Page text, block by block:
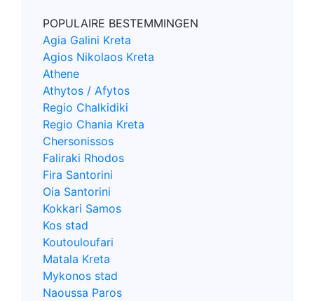
POPULAIRE BESTEMMINGEN
Agia Galini Kreta
Agios Nikolaos Kreta
Athene
Athytos / Afytos
Regio Chalkidiki
Regio Chania Kreta
Chersonissos
Faliraki Rhodos
Fira Santorini
Oia Santorini
Kokkari Samos
Kos stad
Koutouloufari
Matala Kreta
Mykonos stad
Naoussa Paros